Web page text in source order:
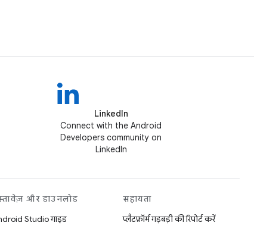
LinkedIn
Connect with the Android
Developers community on
LinkedIn
और डाउनलोड
Studio गाइड
सहायता
प्लैटफ़ॉर्म गड़बड़ी की रिपोर्ट करें